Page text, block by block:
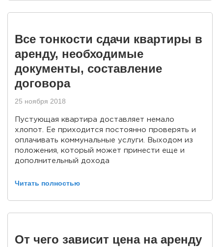
Все тонкости сдачи квартиры в
аренду, необходимые
документы, составление
договора
25 ноября 2018
Пустующая квартира доставляет немало
хлопот. Ее приходится постоянно проверять и
оплачивать коммунальные услуги. Выходом из
положения, который может принести еще и
дополнительный доходa
Читать полностью
От чего зависит цена на аренду